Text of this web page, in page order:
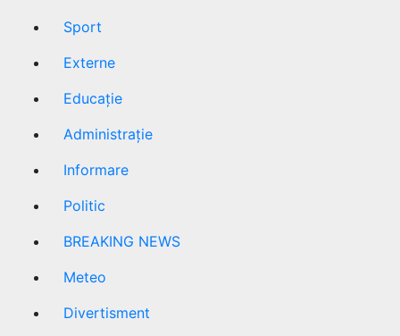
Sport
Externe
Educație
Administrație
Informare
Politic
BREAKING NEWS
Meteo
Divertisment